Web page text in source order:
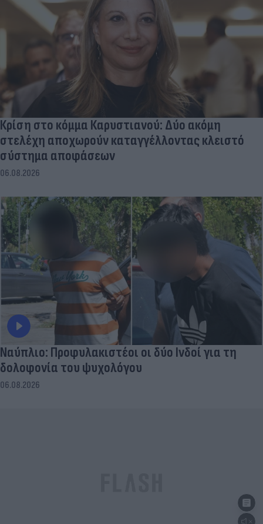
Κρίση στο κόμμα Καρυστιανού: Δύο ακόμη
στελέχη αποχωρούν καταγγέλλοντας κλειστό
σύστημα αποφάσεων
06.08.2026
Ναύπλιο: Προφυλακιστέοι οι δύο Ινδοί για τη
δολοφονία του ψυχολόγου
06.08.2026